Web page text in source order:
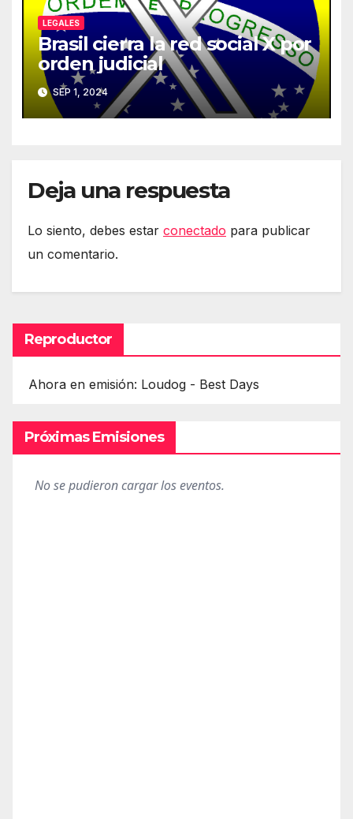
LEGALES
Brasil cierra la red social X por
orden judicial
SEP 1, 2024
Deja una respuesta
Lo siento, debes estar conectado para publicar
un comentario.
Reproductor
Ahora en emisión: Loudog - Best Days
Próximas Emisiones